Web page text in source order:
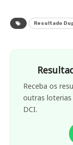
Resultado
Receba os
outras loterias
DCI.